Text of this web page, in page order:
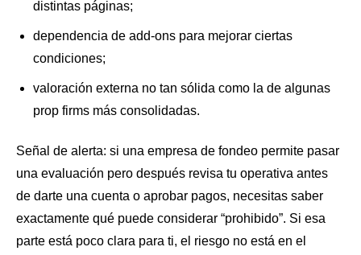
distintas páginas;
dependencia de add-ons para mejorar ciertas
condiciones;
valoración externa no tan sólida como la de algunas
prop firms más consolidadas.
Señal de alerta: si una empresa de fondeo permite pasar
una evaluación pero después revisa tu operativa antes
de darte una cuenta o aprobar pagos, necesitas saber
exactamente qué puede considerar “prohibido”. Si esa
parte está poco clara para ti, el riesgo no está en el